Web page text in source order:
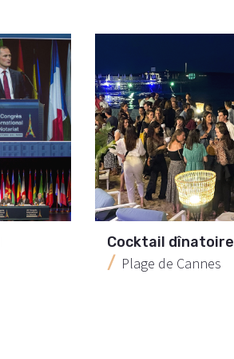
Cocktail dînatoire
Plage de Cannes